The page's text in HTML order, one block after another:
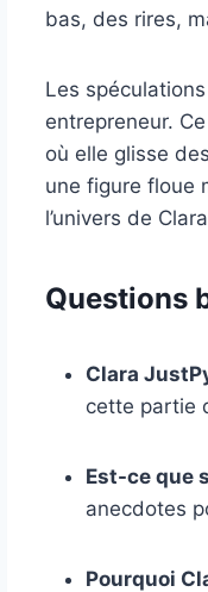
bas, des rires,
Les
entrepreneur.
où elle glisse
une figure floue
l’univers de
Questions
Clara
cette partie
Est-ce que
anecdotes
Pourquoi